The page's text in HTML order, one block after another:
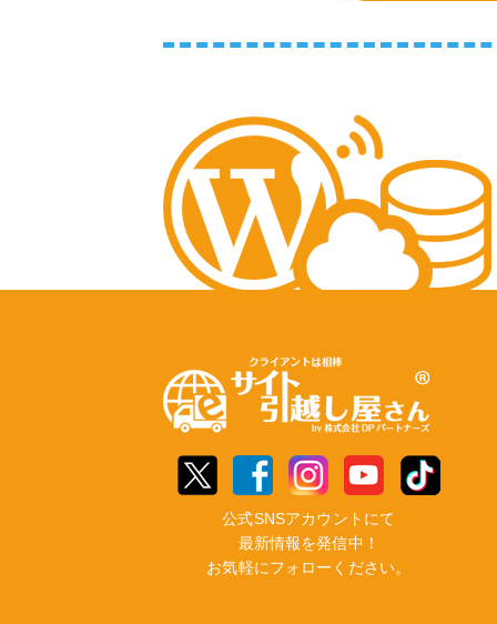
公式SNSアカウントにて
最新情報を発信中！
お気軽にフォローください。